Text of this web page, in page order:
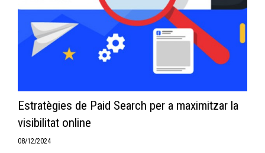
Estratègies de Paid Search per a maximitzar la
visibilitat online
08/12/2024